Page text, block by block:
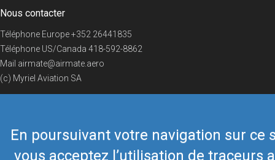
En poursuivant votre navigation sur ce
vous acceptez l’utilisation de traceurs
Nous contacter
Téléphone Europe+352 26441835
Téléphone US/Canada 418-592-8862
Mail airmate@airmate.aero
(c) Myriel Aviation SA
© 2019 Airmate - Conditions d'utilisation -Vie privée Back to top